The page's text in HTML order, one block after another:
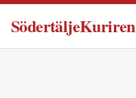
SödertäljeKuriren